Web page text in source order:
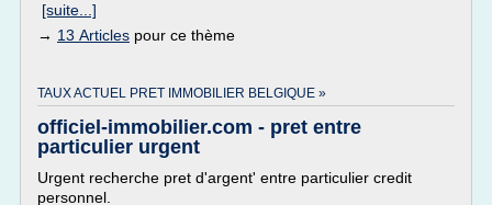
[suite...]
→ 13 Articles pour ce thème
TAUX ACTUEL PRET IMMOBILIER BELGIQUE »
officiel-immobilier.com - pret entre
particulier urgent
Urgent recherche pret d'argent' entre particulier credit
personnel.